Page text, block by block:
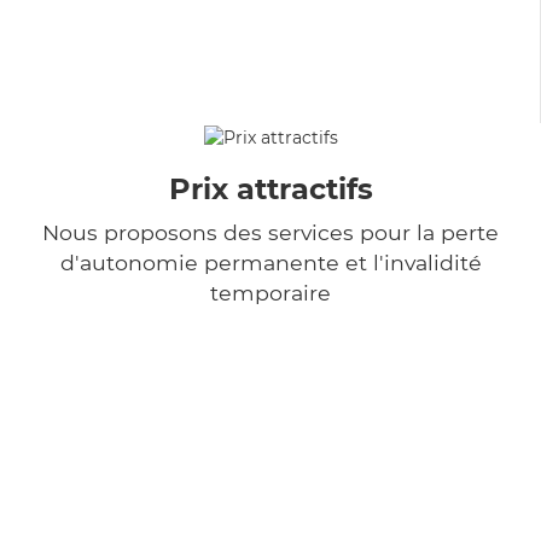
Prix attractifs
Nous proposons des services pour la perte
d'autonomie permanente et l'invalidité
temporaire